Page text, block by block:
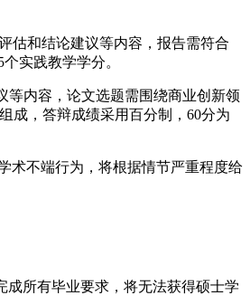
估和结论建议等内容，报告需符合
实践教学学分。
等内容，论文选题需围绕商业创新领
成，答辩成绩采用百分制，60分为
术不端行为，将根据情节严重程度给
成所有毕业要求，将无法获得硕士学